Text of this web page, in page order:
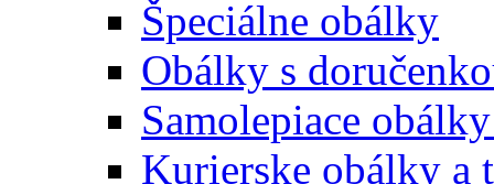
Špeciálne obálky
Obálky s
Samolepiace
Kurierske obálky a